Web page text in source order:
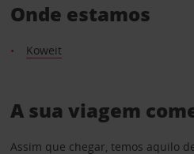
Onde estamos
Koweit
A sua viagem
Assim que chegar, temos aquilo